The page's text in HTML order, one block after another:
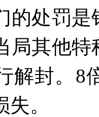
的处罚
局其他
解封。8
。